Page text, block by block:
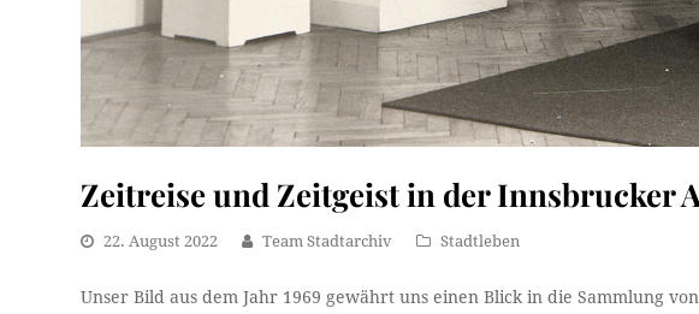
Zeitreise und Zeitgeist in der Innsbrucker
22. August 2022 Team Stadtarchiv Stadtleben
Unser Bild aus dem Jahr 1969 gewährt uns einen Blick in die Sammlung